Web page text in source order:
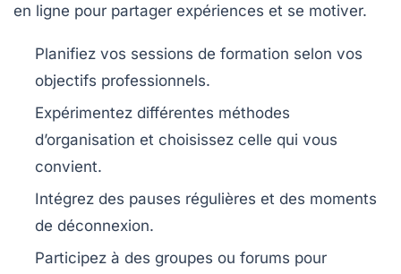
en ligne pour partager expériences et se motiver.
Planifiez vos sessions de formation selon vos
objectifs professionnels.
Expérimentez différentes méthodes
d’organisation et choisissez celle qui vous
convient.
Intégrez des pauses régulières et des moments
de déconnexion.
Participez à des groupes ou forums pour